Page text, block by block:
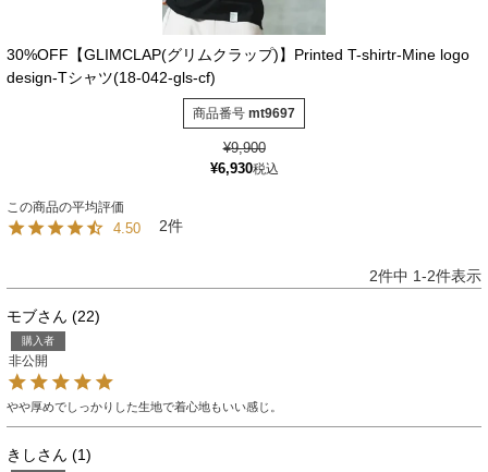
30%OFF【GLIMCLAP(グリムクラップ)】Printed T-shirtr-Mine logo
design-Tシャツ(18-042-gls-cf)
商品番号 mt9697
¥9,900
¥6,930税込
4.50 2
2件中 1-2件表示
モブ 22
購入者
非公開
やや厚めでしっかりした生地で着心地もいい感じ。
きし 1